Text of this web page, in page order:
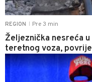
REGION Pre 3 min
Željeznička nesreća
teretnog voza,